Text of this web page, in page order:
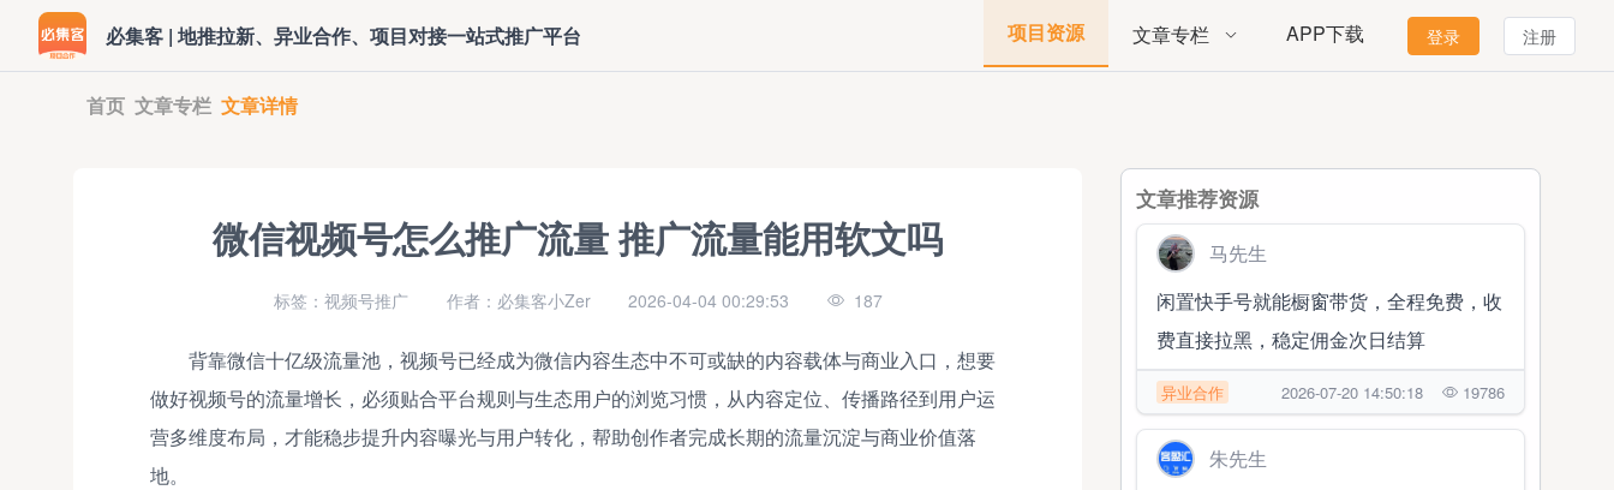
必集客 | 地推拉新、异业合作、项目对接一站式推广平台 项目资源 文章专栏 APP下载 登录 注册
首页 文章专栏 文章详情
微信视频号怎么推广流量 推广流量能用软文吗
标签：视频号推广 作者：必集客小Zer 2026-04-04 00:29:53 187
背靠微信十亿级流量池，视频号已经成为微信内容生态中不可或缺的内容载体与商业入口，想要
做好视频号的流量增长，必须贴合平台规则与生态用户的浏览习惯，从内容定位、传播路径到用户运
营多维度布局，才能稳步提升内容曝光与用户转化，帮助创作者完成长期的流量沉淀与商业价值落
地。
文章推荐资源
马先生
闲置快手号就能橱窗带货，全程免费，收
费直接拉黑，稳定佣金次日结算
异业合作 2026-07-20 14:50:18 19786
朱先生